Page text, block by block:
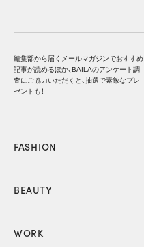
編集部から届くメールマガジンでおすすめ
記事が読めるほか、BAILAのアンケート調
査にご協力いただくと、抽選で素敵なプレ
ゼントも！
FASHION
BEAUTY
WORK